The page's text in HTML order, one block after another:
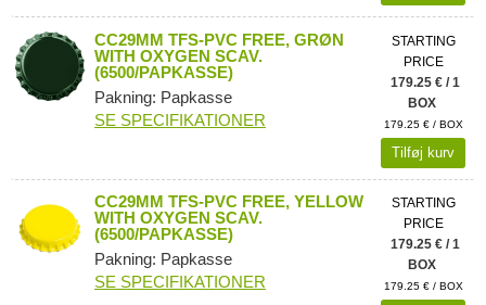
CC29MM TFS-PVC FREE, GRØN
WITH OXYGEN SCAV.
(6500/PAPKASSE)
Pakning: Papkasse
SE SPECIFIKATIONER
STARTING
PRICE
179.25 € / 1
BOX
179.25 € / BOX
Tilføj kurv
CC29MM TFS-PVC FREE, YELLOW
WITH OXYGEN SCAV.
(6500/PAPKASSE)
Pakning: Papkasse
SE SPECIFIKATIONER
STARTING
PRICE
179.25 € / 1
BOX
179.25 € / BOX